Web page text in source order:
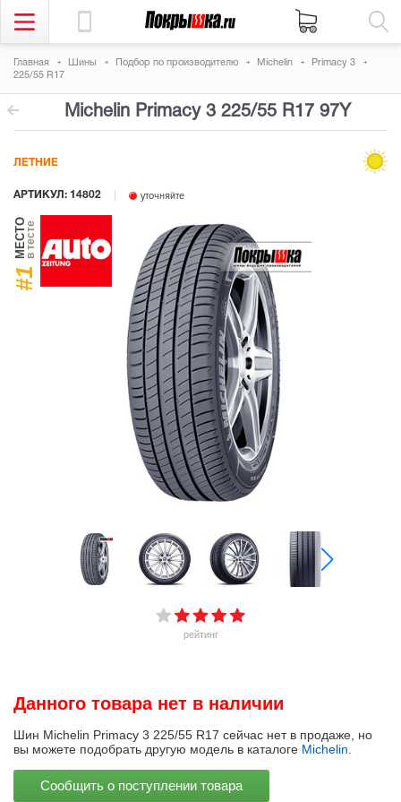
Главная Шины Подбор по производителю Michelin
Primacy 3
225/55 R17
Michelin Primacy 3 225/55 R17 97Y
рейтинг
АРТИКУЛ: 14802 уточняйте
ЛЕТНИЕ
#1
МЕСТОв тесте
Данного товара нет в наличии
Шин Michelin Primacy 3 225/55 R17 сейчас нет в продаже, но
вы можете подобрать другую модель в каталоге Michelin
Сообщить о поступлении товара